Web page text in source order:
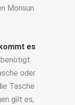
Monsun
kommt es
oder
Tasche
gilt es,